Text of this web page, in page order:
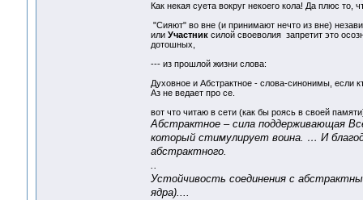
Как некая суета вокруг некоего кола! Да плюс
"Сияют" во вне (и принимают нечто из вне)
или Участник силой своеволия запретит это
дотошных,
--- из прошлой жизни слова:
Духовное и Абстрактное - слова-синонимы, если
Аз не ведает про се.
вот что читаю в сети (как бы роясь в своей
Абстрактное – сила поддерживающая
который стимулирует воина. … И
абстрактного.
..
Устойчивость соединения с
ядра)....